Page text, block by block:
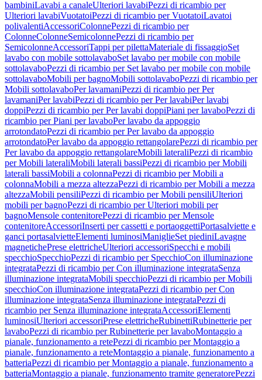
bambiniLavabi a canaleUlteriori lavabiPezzi di ricambio per
Ulteriori lavabiVuotatoiPezzi di ricambio per VuotatoiLavatoi
polivalentiAccessoriColonnePezzi di ricambio per
ColonneColonneSemicolonnePezzi di ricambio per
SemicolonneAccessoriTappi per pilettaMateriale di fissaggioSet
lavabo con mobile sottolavaboSet lavabo per mobile con mobile
sottolavaboPezzi di ricambio per Set lavabo per mobile con mobile
sottolavaboMobili per bagnoMobili sottolavaboPezzi di ricambio per
Mobili sottolavaboPer lavamaniPezzi di ricambio per Per
lavamaniPer lavabiPezzi di ricambio per Per lavabiPer lavabi
doppiPezzi di ricambio per Per lavabi doppiPiani per lavaboPezzi di
ricambio per Piani per lavaboPer lavabo da appoggio
arrotondatoPezzi di ricambio per Per lavabo da appoggio
arrotondatoPer lavabo da appoggio rettangolarePezzi di ricambio per
Per lavabo da appoggio rettangolareMobili lateraliPezzi di ricambio
per Mobili lateraliMobili laterali bassiPezzi di ricambio per Mobili
laterali bassiMobili a colonnaPezzi di ricambio per Mobili a
colonnaMobili a mezza altezzaPezzi di ricambio per Mobili a mezza
altezzaMobili pensiliPezzi di ricambio per Mobili pensiliUlteriori
mobili per bagnoPezzi di ricambio per Ulteriori mobili per
bagnoMensole contenitorePezzi di ricambio per Mensole
contenitoreAccessoriInserti per cassetti e portaoggettiPortasalviette e
ganci portasalvietteElementi luminosiManiglieSet piediniLavagne
magnetichePrese elettricheUlteriori accessoriSpecchi e mobili
specchioSpecchioPezzi di ricambio per SpecchioCon illuminazione
integrataPezzi di ricambio per Con illuminazione integrataSenza
illuminazione integrataMobili specchioPezzi di ricambio per Mobili
specchioCon illuminazione integrataPezzi di ricambio per Con
illuminazione integrataSenza illuminazione integrataPezzi di
ricambio per Senza illuminazione integrataAccessoriElementi
luminosiUlteriori accessoriPrese elettricheRubinettiRubinetterie per
lavaboPezzi di ricambio per Rubinetterie per lavaboMontaggio a
pianale, funzionamento a retePezzi di ricambio per Montaggio a
pianale, funzionamento a reteMontaggio a pianale, funzionamento a
batteriaPezzi di ricambio per Montaggio a pianale, funzionamento a
batteriaMontaggio a pianale, funzionamento tramite generatorePezzi